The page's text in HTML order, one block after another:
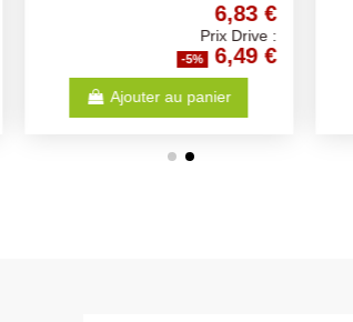
31,57 €
Prix Drive :
-5% 29,99 €
Ajouter au panier